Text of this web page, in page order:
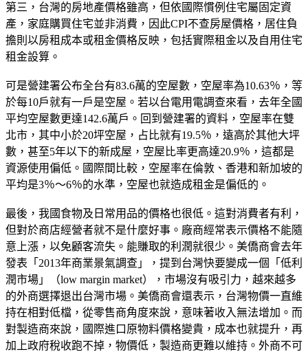
第三，台灣的房地產價格雖高，但依國際慣例住宅屬固定資
產，家庭購買住宅並非消費，因此CPI不查房屋價格，居住負
擔則以房租成本或租金價格反映，包括實際租金以及自用住宅
租金設算。
可是營建署公布全台有83.6萬的空屋數，空屋率為10.63％，等
於每10戶就有一戶是空屋。若以台電用電調查來看，去年全國
平均空屋數更達142.6萬戶。回到營建署的資料，空屋率在雙
北市，其中小於20坪空屋，占比就有19.5％，遠高於其他大坪
數，甚至5年以下的新成屋，空屋比率更高達20.9％，這都是
資源使用偏低。國際間比較，空屋率在倫敦、香港和新加坡的
平均是3％～6％的水準，空屋也就造成租金是偏低的。
最後，我國食物及日常用品的價格也很低。這對消費者有利，
但對於商店經營者就不是什麼好事。廠商經常表示價格不能隨
意上漲，以免顧客流失。能賺取的利潤就很少。美僑商會去年
發表「2013年商業景氣調查」，提到台灣快要變成一個「低利
潤市場」（low margin market），市場沒有吸引力，越來越多
的外商選擇退出台灣市場。美僑商會還表示，台灣物價一直維
持在相對低檔，從零售商角度來說，意味著收入無法增加。而
對製造商來說，國際進口原物料價格變貴，成本也就提升，再
加上政府稅收跑不掉，物價低，製造商更難以維持。外商不可